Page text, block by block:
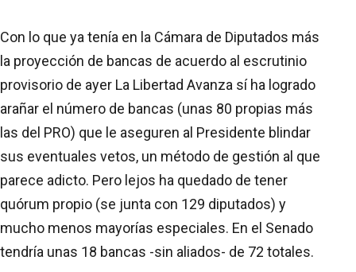
Con lo que ya tenía en la Cámara de Diputados más
la proyección de bancas de acuerdo al escrutinio
provisorio de ayer La Libertad Avanza sí ha logrado
arañar el número de bancas (unas 80 propias más
las del PRO) que le aseguren al Presidente blindar
sus eventuales vetos, un método de gestión al que
parece adicto. Pero lejos ha quedado de tener
quórum propio (se junta con 129 diputados) y
mucho menos mayorías especiales. En el Senado
tendría unas 18 bancas -sin aliados- de 72 totales.